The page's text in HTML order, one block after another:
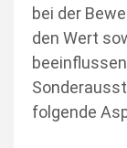
bei der
den Wert
folgende